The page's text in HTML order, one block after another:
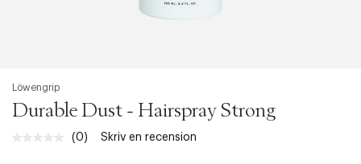
Löwengrip
Durable Dust - Hairspray Strong
(0) Skriv en recension